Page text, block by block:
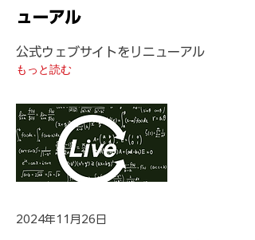
ューアル
公式ウェブサイトをリニューアル
もっと読む
2024年11月26日